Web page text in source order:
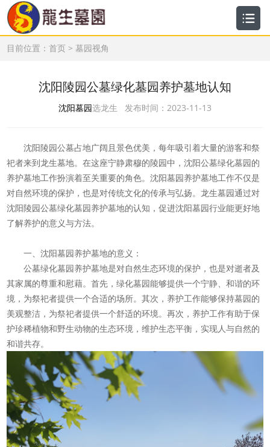
目前位置：首页 >墓园视角
沈阳陵园公墓绿化墓园养护墓地认知
沈阳墓园选龙生 发布时间：2023-11-13
沈阳陵园公墓占地广阔且景色优美，每年吸引着大量的游客和祭
祀者来到龙生墓地。在这座宁静肃穆的陵园中，沈阳公墓绿化墓园的
养护墓地工作扮演着至关重要的角色。沈阳墓园养护墓地工作不仅是
对自然环境的保护，也是对传统文化的传承与弘扬。龙生墓园通过对
沈阳陵园公墓绿化墓园养护墓地的认知，促进沈阳墓园行业能更好地
了解养护的意义与方法。
一、沈阳墓园养护墓地的意义：
公墓绿化墓园养护墓地是对自然生态环境的保护，也是对逝者及
其家属的尊重和慰藉。首先，绿化墓园能够提供一个宁静、和谐的环
境，为祭祀者提供一个合适的场所。其次，养护工作能够保持墓园的
美观整洁，为祭祀者提供一个舒适的环境。再次，养护工作有助于保
护珍稀植物和野生动物的生态环境，维护生态平衡，实现人与自然的
和谐共存。